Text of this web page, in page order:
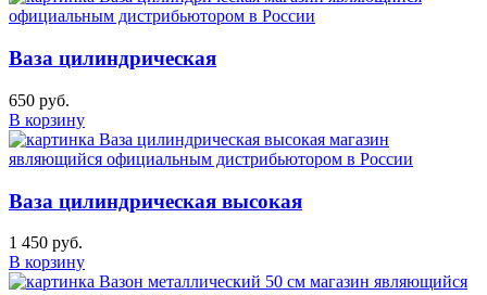
Ваза цилиндрическая
650 руб.
В корзину
Ваза цилиндрическая высокая
1 450 руб.
В корзину